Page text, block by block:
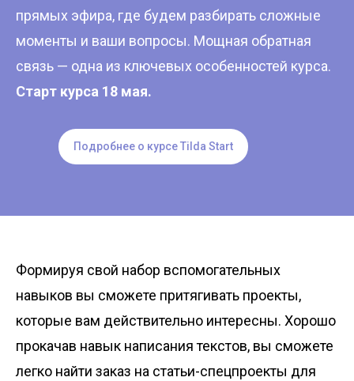
прямых эфира, где будем разбирать сложные
моменты и ваши вопросы. Мощная обратная
связь — одна из ключевых особенностей курса.
Старт курса 18 мая.
Подробнее о курсе Tilda Start
Формируя свой набор вспомогательных
навыков вы сможете притягивать проекты,
которые вам действительно интересны. Хорошо
прокачав навык написания текстов, вы сможете
легко найти заказ на статьи-спецпроекты для